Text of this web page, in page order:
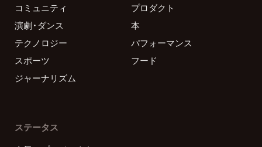
コミュニティ
プロダクト
演劇・ダンス
本
テクノロジー
パフォーマンス
スポーツ
フード
ジャーナリズム
ステータス